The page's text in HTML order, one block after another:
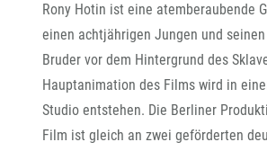
Rony Hotin ist eine atemberaubende
einen achtjährigen Jungen und
Bruder vor dem Hintergrund des
Hauptanimation des Films wird in
Studio entstehen. Die Berliner
Film ist gleich an zwei geförderten